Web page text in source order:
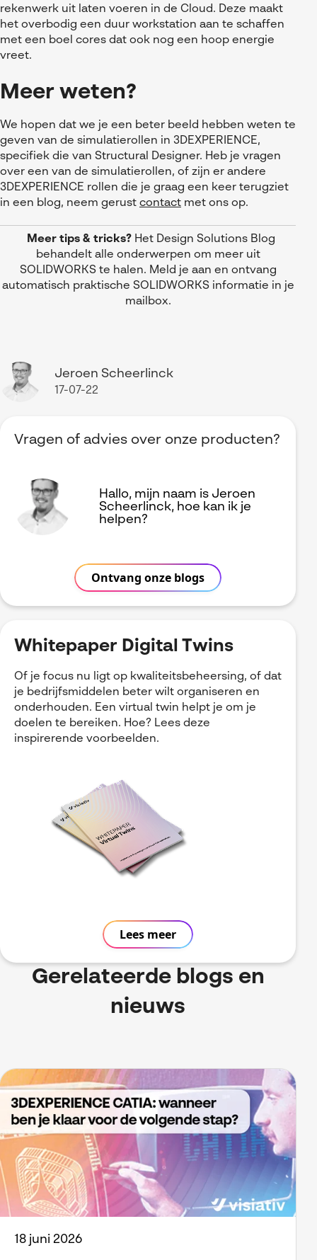
rekenwerk uit laten voeren in de Cloud. Deze maakt
het overbodig een duur workstation aan te schaffen
met een boel cores dat ook nog een hoop energie
vreet.
Meer weten?
We hopen dat we je een beter beeld hebben weten te
geven van de simulatierollen in 3DEXPERIENCE,
specifiek die van Structural Designer. Heb je vragen
over een van de simulatierollen, of zijn er andere
3DEXPERIENCE rollen die je graag een keer terugziet
in een blog, neem gerust contact met ons op.
Meer tips & tricks? Het Design Solutions Blog
behandelt alle onderwerpen om meer uit
SOLIDWORKS te halen. Meld je aan en ontvang
automatisch praktische SOLIDWORKS informatie in je
mailbox.
Jeroen Scheerlinck
17-07-22
Vragen of advies over onze producten?
Hallo, mijn naam is Jeroen
Scheerlinck, hoe kan ik je
helpen?
Ontvang onze blogs
Whitepaper Digital Twins
Of je focus nu ligt op kwaliteitsbeheersing, of dat
je bedrijfsmiddelen beter wilt organiseren en
onderhouden. Een virtual twin helpt je om je
doelen te bereiken. Hoe? Lees deze
inspirerende voorbeelden.
Lees meer
Gerelateerde blogs en
nieuws
18 juni 2026